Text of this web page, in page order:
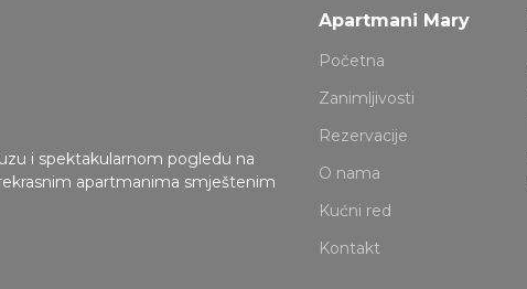
i spektakularnom pogledu na
apartmanima smještenim
Apartmani Mary
Početna
Zanimljivosti
Rezervacije
O nama
Kućni red
Kontakt